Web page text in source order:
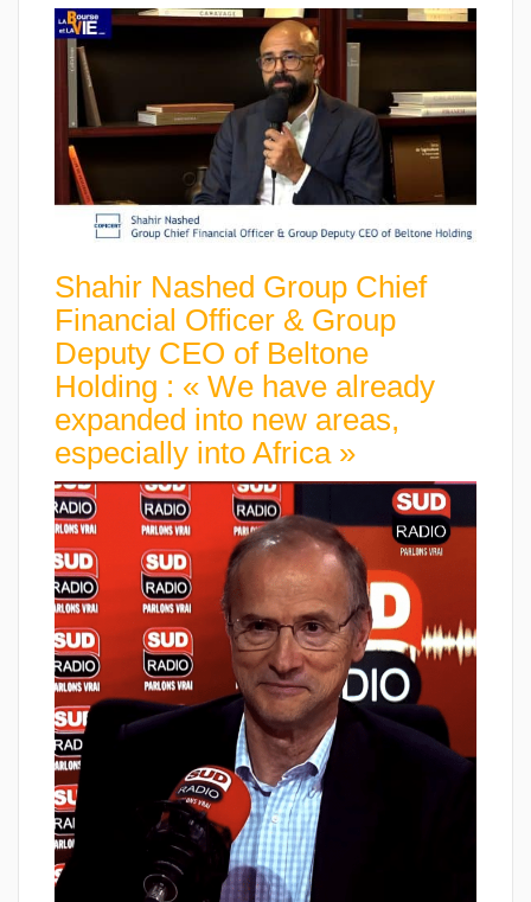
Shahir Nashed Group Chief
Financial Officer & Group
Deputy CEO of Beltone
Holding : « We have already
expanded into new areas,
especially into Africa »